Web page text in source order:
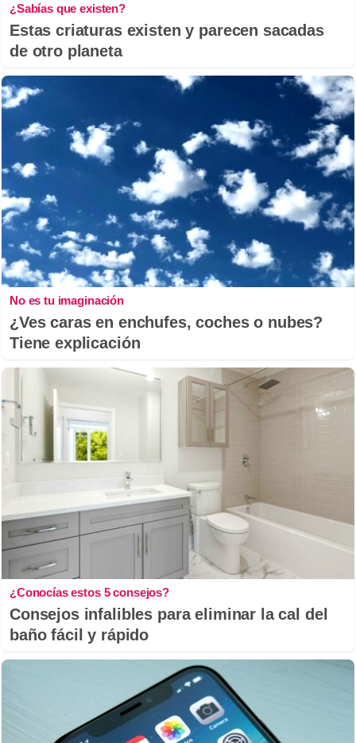
¿Sabías que existen?
Estas criaturas existen y parecen sacadas
de otro planeta
No es tu imaginación
¿Ves caras en enchufes, coches o nubes?
Tiene explicación
¿Conocías estos 5 consejos?
Consejos infalibles para eliminar la cal del
baño fácil y rápido